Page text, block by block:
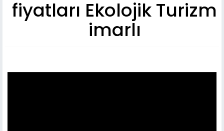
fiyatları Ekolojik Turizm
imarlı